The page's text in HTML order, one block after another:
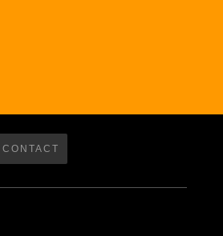
CONTACT